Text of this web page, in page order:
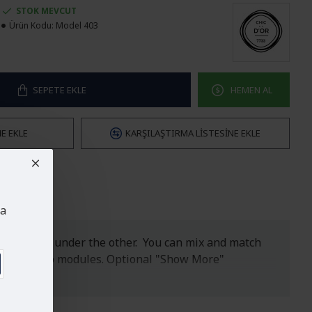
STOK MEVCUT
Ürün Kodu: Model 403
SEPETE EKLE HEMEN AL
EKLE KARŞILAŞTIRMA LISTESINE EKLE
or one under the other. You can mix and match
popup modules. Optional "Show More"